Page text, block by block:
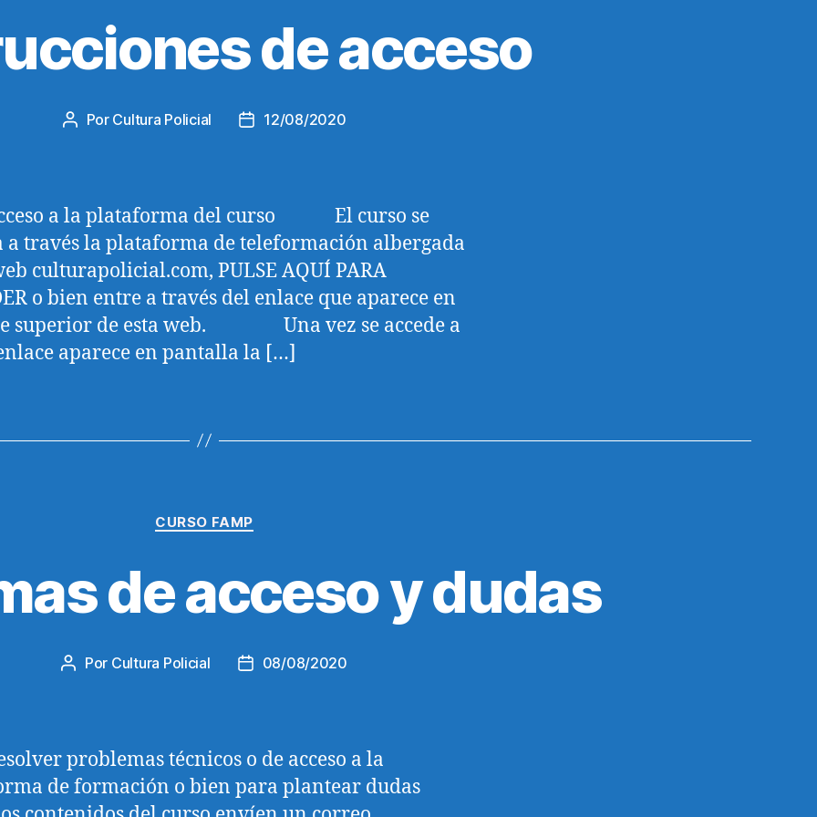
de acceso
Autor
Por Cultura Policial
Fecha12/08/2020
a la plataforma del curso El curso se
a través la plataforma de teleformación albergada
culturapolicial.com, PULSE AQUÍ PARA
o bien entre a través del enlace que aparece en
superior de esta web. Una vez se accede a
aparece en pantalla la […]
Categorías
CURSO FAMP
de acceso y dudas
Autor
Por Cultura Policial
Fecha08/08/2020
problemas técnicos o de acceso a la
de formación o bien para plantear dudas